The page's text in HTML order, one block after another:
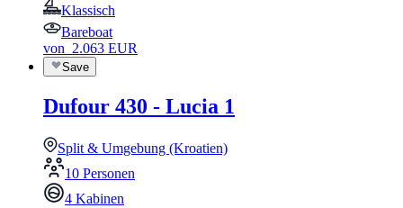
Klassisch
Bareboat
von 2.063 EUR
Save
Dufour 430 - Lucia 1
Split & Umgebung (Kroatien)
10 Personen
4 Kabinen